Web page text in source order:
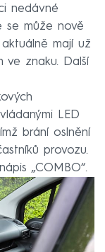
nedávné
se může nově
mají už
ve znaku. Další
LED
brání oslnění
provozu.
„COMBO“.